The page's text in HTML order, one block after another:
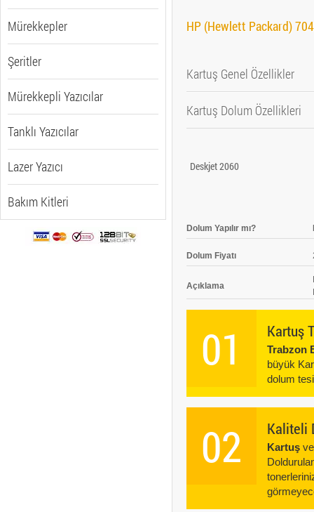
Mürekkepler
Şeritler
Mürekkepli Yazıcılar
Tanklı Yazıcılar
Lazer Yazıcı
Bakım Kitleri
HP (Hewlett Packard)
Kartuş Genel Özellikler
Baskı Teknolojisi
Çalışma Isısı Aralığı
Kartuş Dolum Özellikleri
Dolum Fiyatı
Deskjet 2060
Dolum Yapılır mı?
Dolum Fiyatı
Açıklama
01 Kartuş
Trabzon
büyük
dolum
02 Kaliteli
Kartuş